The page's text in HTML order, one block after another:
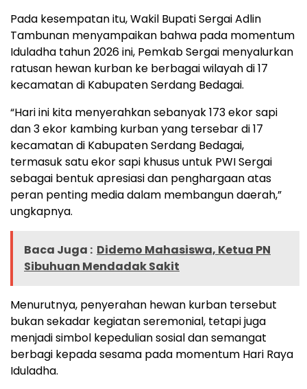
Pada kesempatan itu, Wakil Bupati Sergai Adlin
Tambunan menyampaikan bahwa pada momentum
Iduladha tahun 2026 ini, Pemkab Sergai menyalurkan
ratusan hewan kurban ke berbagai wilayah di 17
kecamatan di Kabupaten Serdang Bedagai.
“Hari ini kita menyerahkan sebanyak 173 ekor sapi
dan 3 ekor kambing kurban yang tersebar di 17
kecamatan di Kabupaten Serdang Bedagai,
termasuk satu ekor sapi khusus untuk PWI Sergai
sebagai bentuk apresiasi dan penghargaan atas
peran penting media dalam membangun daerah,”
ungkapnya.
Baca Juga : Didemo Mahasiswa, Ketua PN
Sibuhuan Mendadak Sakit
Menurutnya, penyerahan hewan kurban tersebut
bukan sekadar kegiatan seremonial, tetapi juga
menjadi simbol kepedulian sosial dan semangat
berbagi kepada sesama pada momentum Hari Raya
Iduladha.